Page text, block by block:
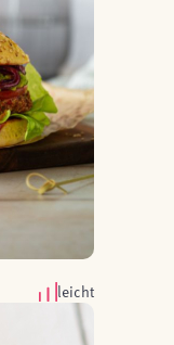
leicht